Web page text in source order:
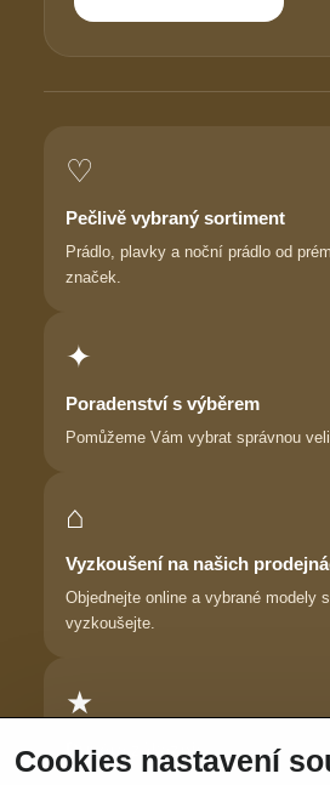
♡
Pečlivě vybraný sortiment
Prádlo, plavky a noční prádlo od
značek.
✦
Poradenství s výběrem
Pomůžeme Vám vybrat správnou
⌂
Vyzkoušení na našich
Objednejte online a vybrané modely
vyzkoušejte.
★
Důvěra zákaznic
Cookies nastavení